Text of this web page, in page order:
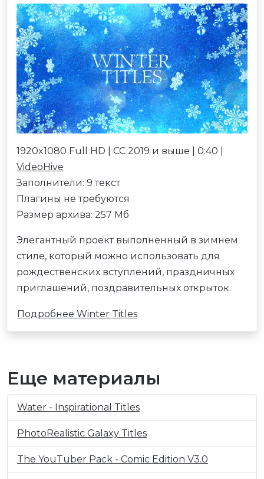
1920x1080 Full HD | CC 2019 и выше | 0:40 |
VideoHive
Заполнители: 9 текст
Плагины не требуются
Размер архива: 257 Мб
Элегантный проект выполненный в зимнем
стиле, который можно использовать для
рождественских вступлений, праздничных
приглашений, поздравительных открыток.
Подробнее Winter Titles
Еще материалы
Water - Inspirational Titles
PhotoRealistic Galaxy Titles
The YouTuber Pack - Comic Edition V3.0